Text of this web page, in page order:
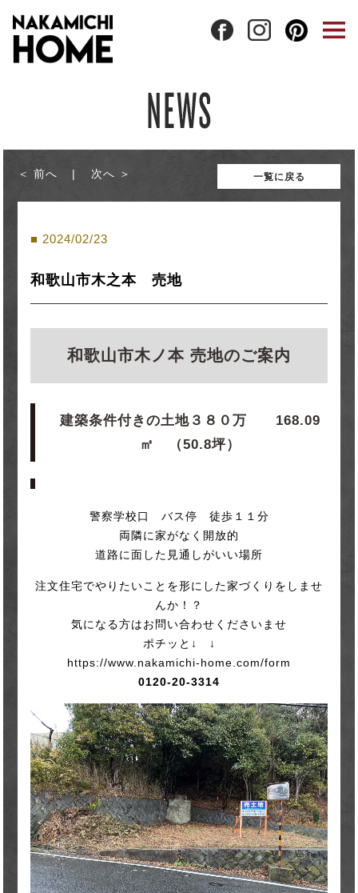
前へ 次へ 一覧に戻る
2024/02/23
和歌山市木之本 売地
和歌山市木ノ本 売地のご案内
建築条件付きの土地３８０万
168.09
㎡ （50.8坪）
警察学校口 バス停 徒歩１１分
両隣に家がなく開放的
道路に面した見通しがいい場所
注文住宅でやりたいことを形にした家づくりをしませ
んか！？
気になる方はお問い合わせくださいませ
ポチッと↓ ↓
https://www.nakamichi-home.com/form
0120-20-3314